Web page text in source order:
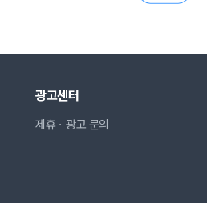
광고센터
제휴ㆍ광고 문의